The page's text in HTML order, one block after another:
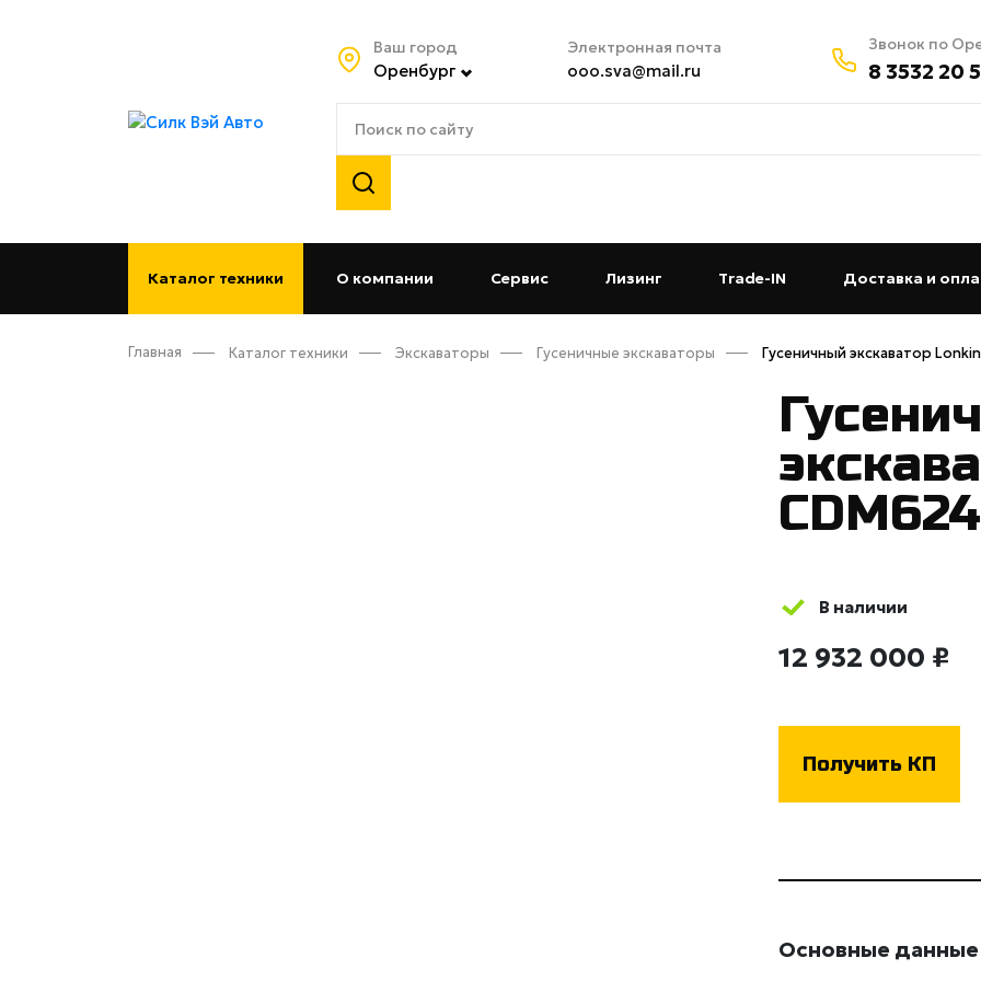
Ваш город
Оренбург
Электронная почта
ooo.sva@mail.ru
Звонок по
8 3532 20
Каталог техники О компании (current)Сервис(current)Лизинг (current)Trade-IN (current)Доставка и
Главная Каталог техники Экскаваторы Гусеничные экскаваторы Гусеничный экскаватор
В наличии
12 932 000 ₽
Получить КП
Основные данные